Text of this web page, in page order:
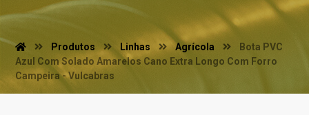
Produtos Linhas Agrícola
Bota PVC
Azul Com Solado Amarelos Cano Extra Longo Com Forro
Campeira - Vulcabras